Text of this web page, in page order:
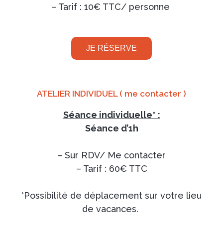
– Tarif : 10€ TTC/ personne
JE RÉSERVE
ATELIER INDIVIDUEL ( me contacter )
Séance individuelle* :
Séance d’1h
– Sur RDV/ Me contacter
– Tarif : 60€ TTC
*Possibilité de déplacement sur votre lieu
de vacances.